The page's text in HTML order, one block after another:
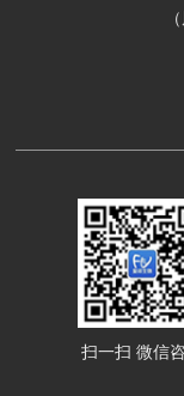
扫一扫 微信